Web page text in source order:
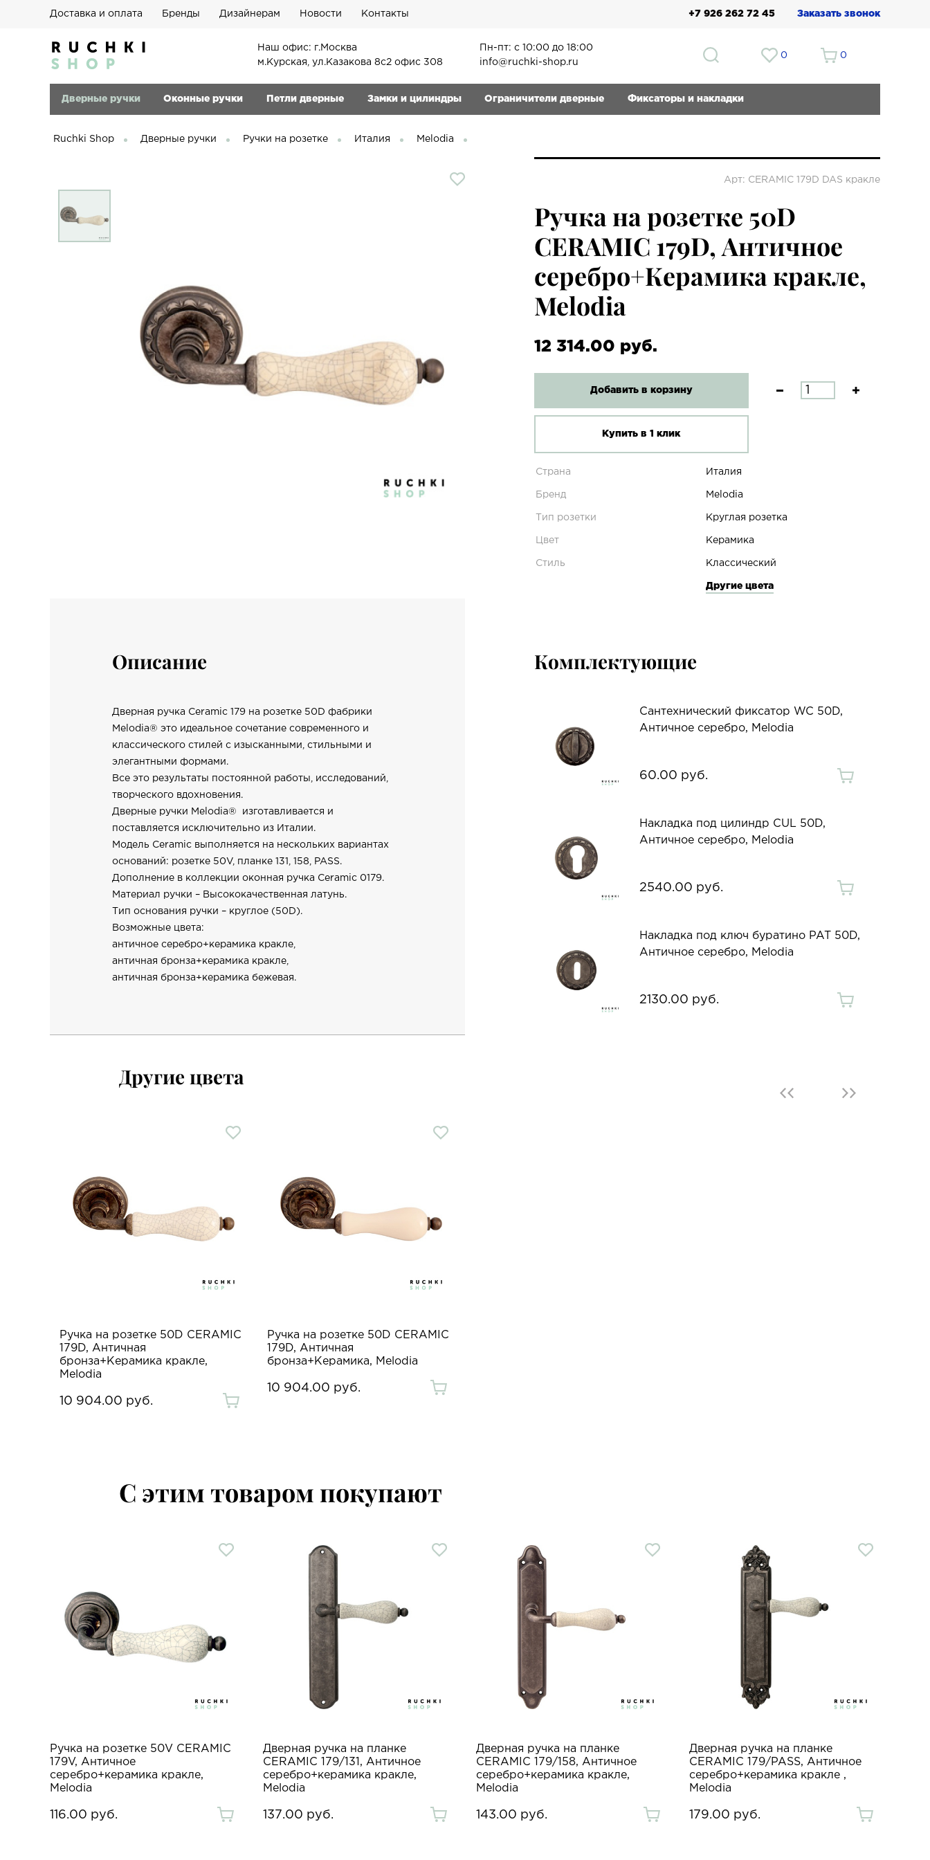
Доставка и оплата Бренды Дизайнерам Новости Контакты +7 926 262 72 45 Заказать звонок
Наш офис: г.Москва
м.Курская, ул.Казакова 8с2 офис 308
Пн-пт: с 10:00 до 18:00
info@ruchki-shop.ru
0 0
Дверные ручки Оконные ручки Петли дверные Замки и цилиндры Ограничители дверные Фиксаторы и накладки
Ruchki Shop Дверные ручки Ручки на розетке Италия Melodia
Арт: CERAMIC 179D DAS кракле
Ручка на розетке 50D
CERAMIC 179D, Античное
серебро+Керамика кракле,
Melodia
12 314.00 руб.
Добавить в корзину
Купить в 1 клик
Страна Италия
Бренд Melodia
Тип розетки Круглая розетка
Цвет Керамика
Стиль Классический
Другие цвета
Описание
Дверная ручка Ceramic 179 на розетке 50D фабрики
Melodia® это идеальное сочетание современного и
классического стилей с изысканными, стильными и
элегантными формами.
Все это результаты постоянной работы, исследований,
творческого вдохновения.
Дверные ручки Melodia® изготавливается и
поставляется исключительно из Италии.
Модель Ceramic выполняется на нескольких вариантах
оснований: розетке 50V, планке 131, 158, PASS.
Дополнение в коллекции оконная ручка Ceramic 0179.
Материал ручки – Высококачественная латунь.
Тип основания ручки – круглое (50D).
Возможные цвета:
античное серебро+керамика кракле,
античная бронза+керамика кракле,
античная бронза+керамика бежевая.
Комплектующие
Сантехнический фиксатор WC 50D,
Античное серебро, Melodia
60.00 руб.
Накладка под цилиндр CUL 50D,
Античное серебро, Melodia
2540.00 руб.
Накладка под ключ буратино PAT 50D,
Античное серебро, Melodia
2130.00 руб.
Другие цвета
Ручка на розетке 50D CERAMIC
179D, Античная
бронза+Керамика кракле,
Melodia
10 904.00 руб.
Ручка на розетке 50D CERAMIC
179D, Античная
бронза+Керамика, Melodia
10 904.00 руб.
С этим товаром покупают
Ручка на розетке 50V CERAMIC
179V, Античное
серебро+керамика кракле,
Melodia
116.00 руб.
Дверная ручка на планке
CERAMIC 179/131, Античное
серебро+керамика кракле,
Melodia
137.00 руб.
Дверная ручка на планке
CERAMIC 179/158, Античное
серебро+керамика кракле,
Melodia
143.00 руб.
Дверная ручка на планке
CERAMIC 179/PASS, Античное
серебро+керамика кракле ,
Melodia
179.00 руб.